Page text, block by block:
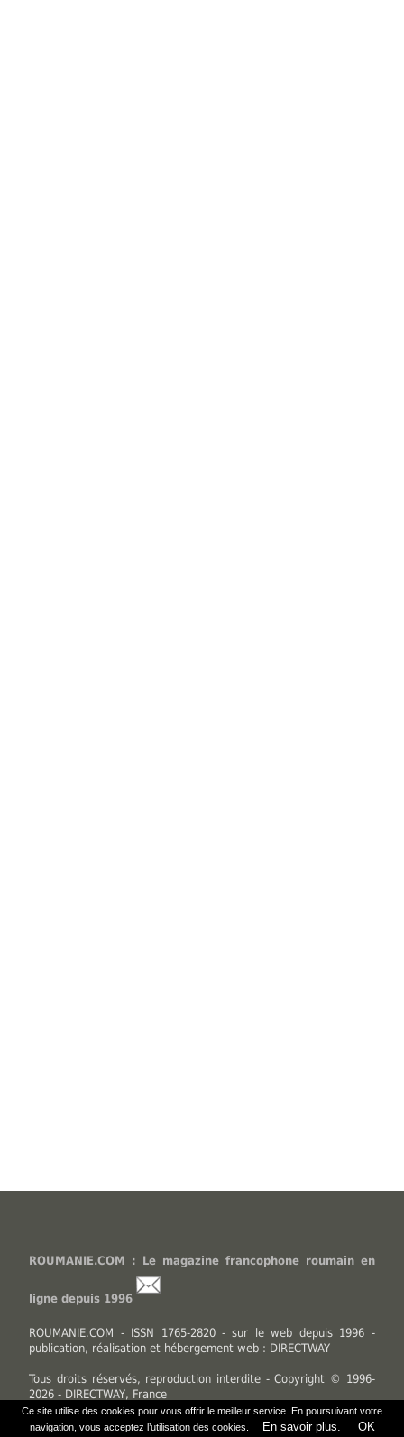
ROUMANIE.COM : Le magazine francophone roumain en
ligne depuis 1996
ROUMANIE.COM - ISSN 1765-2820 - sur le web depuis 1996 -
publication, réalisation et hébergement web : DIRECTWAY
Tous droits réservés, reproduction interdite - Copyright © 1996-
2026 - DIRECTWAY, France
Ce site utilise des cookies pour vous offrir le meilleur service. En poursuivant votre
navigation, vous acceptez l’utilisation des cookies.
En savoir plus. OK